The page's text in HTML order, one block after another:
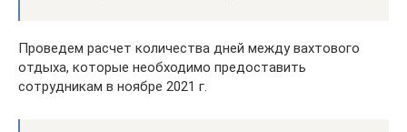
Проведем расчет количества дней между вахтового
отдыха, которые необходимо предоставить
сотрудникам в ноябре 2021 г.